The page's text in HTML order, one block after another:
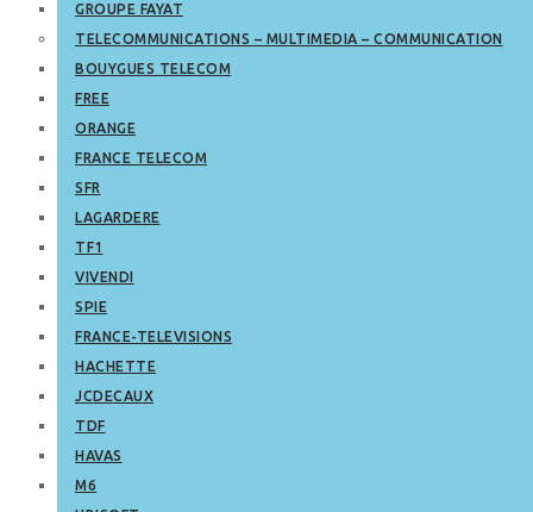
GROUPE FAYAT
TELECOMMUNICATIONS – MULTIMEDIA – COMMUNICATION
BOUYGUES TELECOM
FREE
ORANGE
FRANCE TELECOM
SFR
LAGARDERE
TF1
VIVENDI
SPIE
FRANCE-TELEVISIONS
HACHETTE
JCDECAUX
TDF
HAVAS
M6